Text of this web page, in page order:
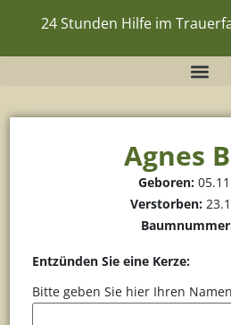
24 Stunden Hilfe im
Agnes
Geboren:
Verstorben:
Entzünden Sie eine Kerze:
Bitte geben Sie hier Ihren